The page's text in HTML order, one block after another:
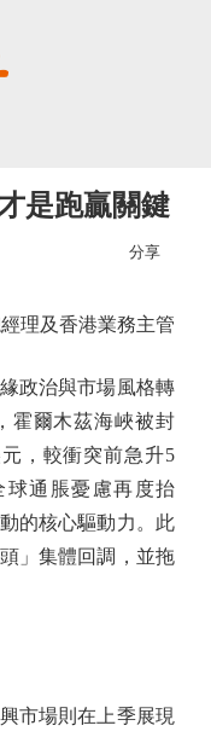
是跑贏關鍵
分享
理及香港業務主管
政治與市場風格轉
霍爾木茲海峽被封
，較衝突前急升5
球通脹憂慮再度抬
的核心驅動力。此
」集體回調，並拖
場則在上季展現